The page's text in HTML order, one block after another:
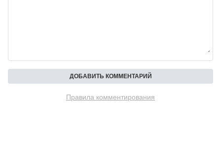
Правила комментирования